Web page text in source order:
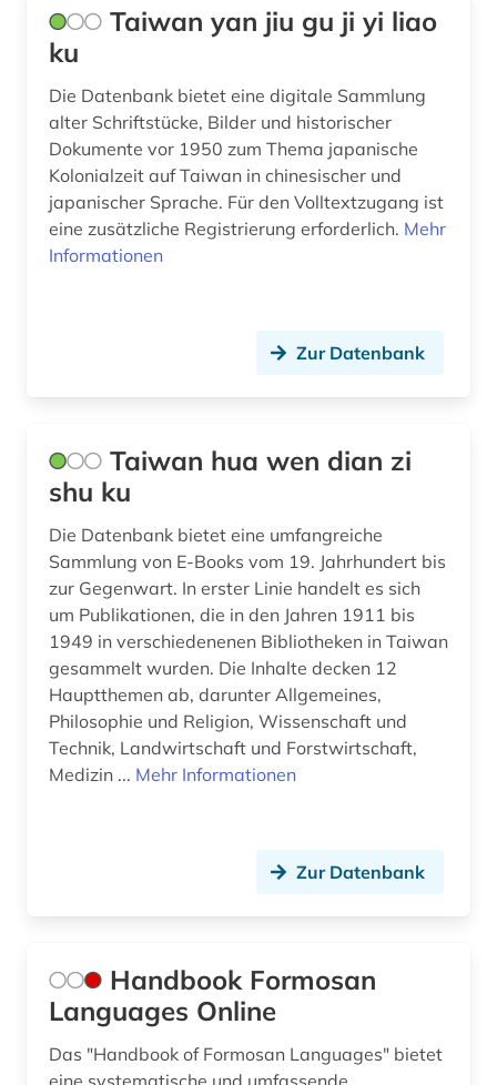
Taiwan yan jiu gu ji yi liao
ku
Die Datenbank bietet eine digitale Sammlung
alter Schriftstücke, Bilder und historischer
Dokumente vor 1950 zum Thema japanische
Kolonialzeit auf Taiwan in chinesischer und
japanischer Sprache. Für den Volltextzugang ist
eine zusätzliche Registrierung erforderlich. Mehr
Informationen
Zur Datenbank
Taiwan hua wen dian zi
shu ku
Die Datenbank bietet eine umfangreiche
Sammlung von E-Books vom 19. Jahrhundert bis
zur Gegenwart. In erster Linie handelt es sich
um Publikationen, die in den Jahren 1911 bis
1949 in verschiedenenen Bibliotheken in Taiwan
gesammelt wurden. Die Inhalte decken 12
Hauptthemen ab, darunter Allgemeines,
Philosophie und Religion, Wissenschaft und
Technik, Landwirtschaft und Forstwirtschaft,
Medizin ... Mehr Informationen
Zur Datenbank
Handbook Formosan
Languages Online
Das "Handbook of Formosan Languages" bietet